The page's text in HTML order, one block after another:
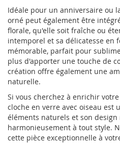
Idéale pour un anniversaire ou
orné peut également être
florale, qu'elle soit fraîche ou
intemporel et sa délicatesse en
mémorable, parfait pour
plus d'apporter une touche de
création offre également une
naturelle.
Si vous cherchez à enrichir
cloche en verre avec oiseau est
éléments naturels et son
harmonieusement à tout style.
cette pièce exceptionnelle à